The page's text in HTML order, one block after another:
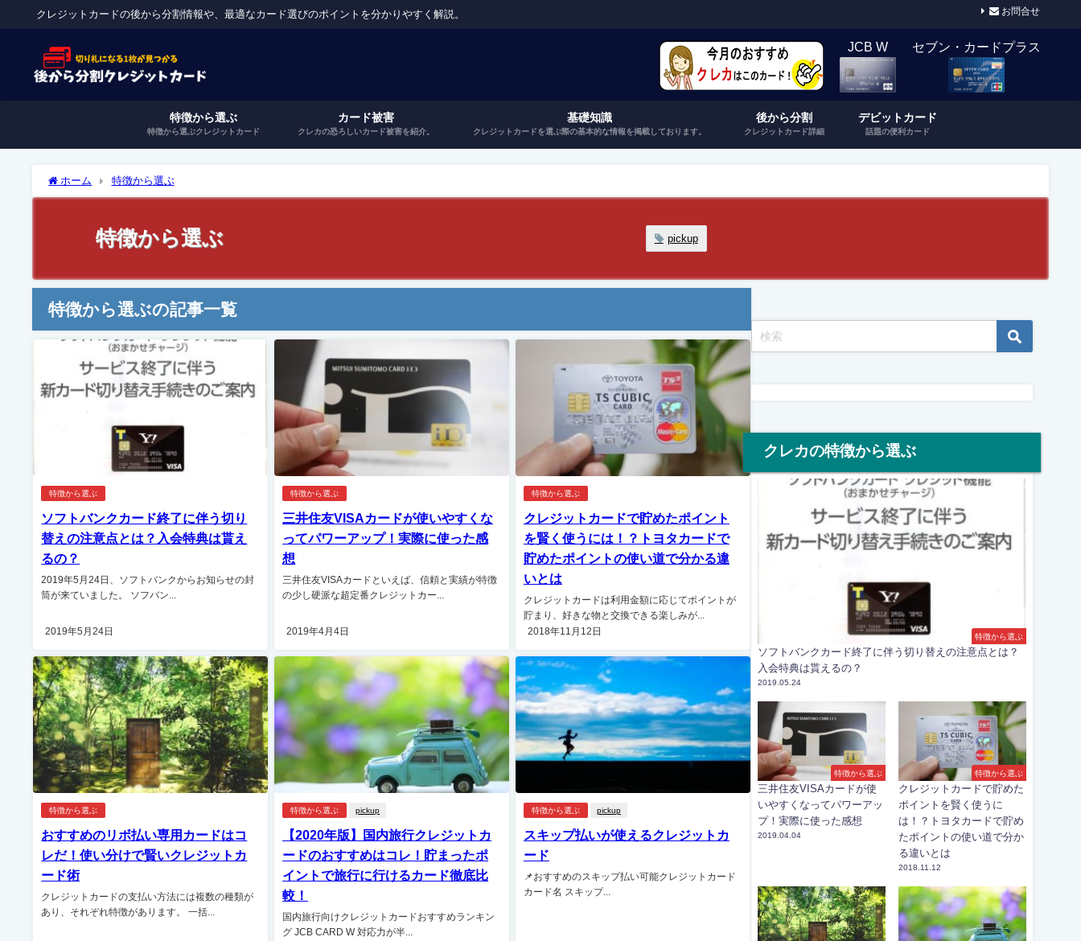
クレジットカードの後から分割情報や、最適なカード選びのポイントを分かりやすく解説。 お問合せ
JCB W セブン・カードプラス
特徴から選ぶ
特徴から選ぶクレジットカード
カード被害
クレカの恐ろしいカード被害を紹介。
基礎知識
クレジットカードを選ぶ際の基本的な情報を掲載しております。
後から分割
クレジットカード詳細
デビットカード
話題の便利カード
ホーム 特徴から選ぶ
特徴から選ぶ pickup
特徴から選ぶの記事一覧
特徴から選ぶ
ソフトバンクカード終了に伴う切り
替えの注意点とは？入会特典は貰え
るの？
2019年5月24日、ソフトバンクからお知らせの封
筒が来ていました。 ソフバン...
2019年5月24日
特徴から選ぶ
三井住友VISAカードが使いやすくな
ってパワーアップ！実際に使った感
想
三井住友VISAカードといえば、信頼と実績が特徴
の少し硬派な超定番クレジットカー...
2019年4月4日
特徴から選ぶ
クレジットカードで貯めたポイント
を賢く使うには！？トヨタカードで
貯めたポイントの使い道で分かる違
いとは
クレジットカードは利用金額に応じてポイントが
貯まり、好きな物と交換できる楽しみが...
2018年11月12日
特徴から選ぶ
おすすめのリボ払い専用カードはコ
レだ！使い分けで賢いクレジットカ
ード術
クレジットカードの支払い方法には複数の種類が
あり、それぞれ特徴があります。 一括...
特徴から選ぶ pickup
【2020年版】国内旅行クレジットカ
ードのおすすめはコレ！貯まったポ
イントで旅行に行けるカード徹底比
較！
国内旅行向けクレジットカードおすすめランキン
グ JCB CARD W 対応力が半...
特徴から選ぶ pickup
スキップ払いが使えるクレジットカ
ード
📌おすすめのスキップ払い可能クレジットカード
カード名 スキップ...
クレカの特徴から選ぶ
特徴から選ぶ
ソフトバンクカード終了に伴う切り替えの注意点とは？
入会特典は貰えるの？
2019.05.24
特徴から選ぶ
三井住友VISAカードが使
いやすくなってパワーアッ
プ！実際に使った感想
2019.04.04
特徴から選ぶ
クレジットカードで貯めた
ポイントを賢く使うに
は！？トヨタカードで貯め
たポイントの使い道で分か
る違いとは
2018.11.12